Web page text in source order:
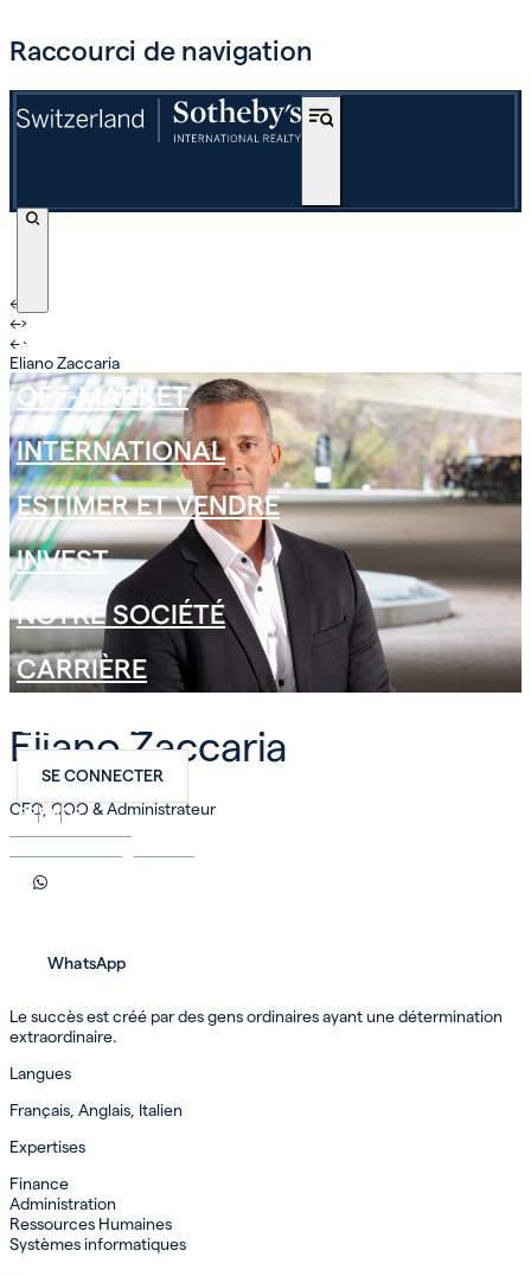
Raccourci de navigation
ACHETER
OFF-MARKET
INTERNATIONAL
ESTIMER ET VENDRE
INVEST
NOTRE SOCIÉTÉ
CARRIÈRE
SE CONNECTER
FRENDE
←
←›
←›
Eliano Zaccaria
ElianoZaccaria
CFO, COO & Administrateur
+41 78 827 32 33
WhatsApp
Le succès est créé par des gens ordinaires ayant une détermination
extraordinaire.
Langues
Français, Anglais, Italien
Expertises
Finance
Administration
Ressources Humaines
Systèmes informatiques